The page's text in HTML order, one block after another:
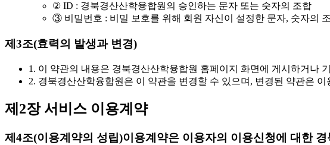
② ID : 경북경산산학융합원의 승인하는 문자 또는 숫자의 조합
③ 비밀번호 : 비밀 보호를 위해 회원 자신이 설정한 문자, 숫자의
제3조(효력의 발생과 변경)
1. 이 약관의 내용은 경북경산산학융합원 홈페이지 화면에 게시하거나
2. 경북경산산학융합원은 이 약관을 변경할 수 있으며, 변경된 약관은
제2장 서비스 이용계약
제4조(이용계약의 성립)이용계약은 이용자의 이용신청에 대한